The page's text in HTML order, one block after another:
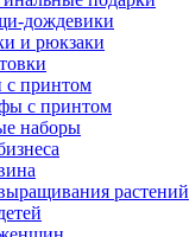
дождевики
и рюкзаки
с принтом
с принтом
наборы
растений